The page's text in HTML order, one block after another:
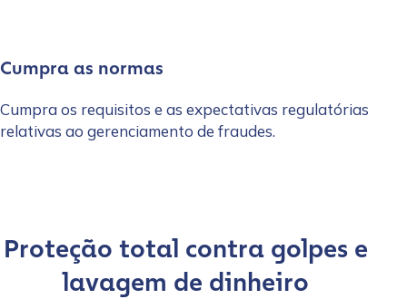
Cumpra as normas
Cumpra os requisitos e as expectativas regulatórias
relativas ao gerenciamento de fraudes.
Proteção total contra golpes e
lavagem de dinheiro